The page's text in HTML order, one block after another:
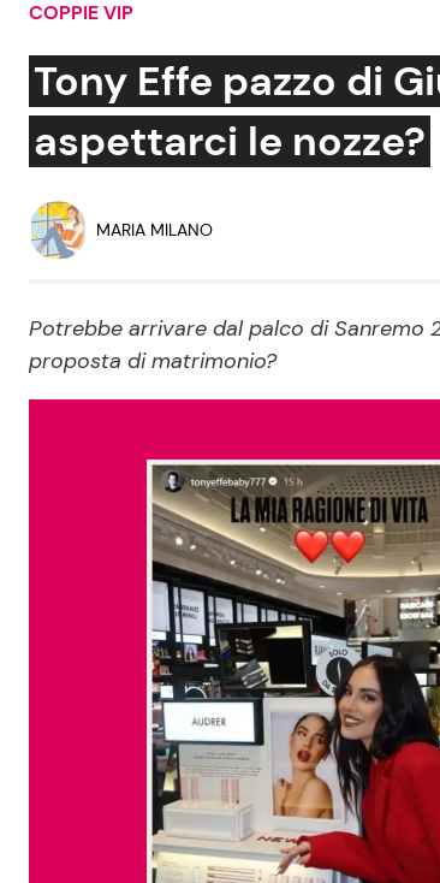
Social News
News dal mondo
Salute
COPPIE VIP
Tony Effe pazzo di
aspettarci le nozze?
MARIA MILANO
Potrebbe arrivare dal palco di Sanremo
proposta di matrimonio?